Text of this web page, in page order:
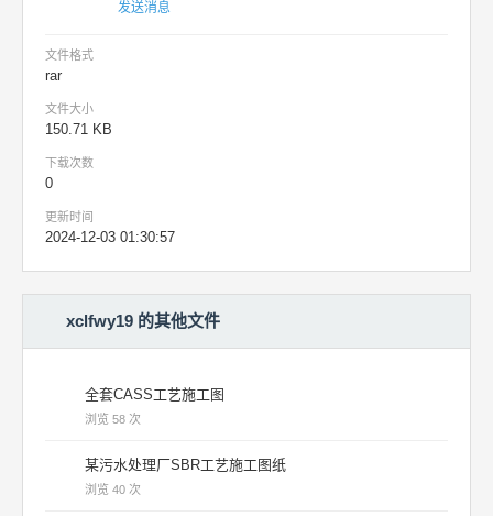
发送消息
文件格式
rar
文件大小
150.71 KB
下载次数
0
更新时间
2024-12-03 01:30:57
xclfwy19 的其他文件
全套CASS工艺施工图
浏览 58 次
某污水处理厂SBR工艺施工图纸
浏览 40 次